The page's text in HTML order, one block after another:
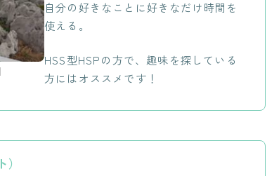
自分の好きなことに好きなだけ時間を
使える。
HSS型HSPの方で、趣味を探している
方にはオススメです！